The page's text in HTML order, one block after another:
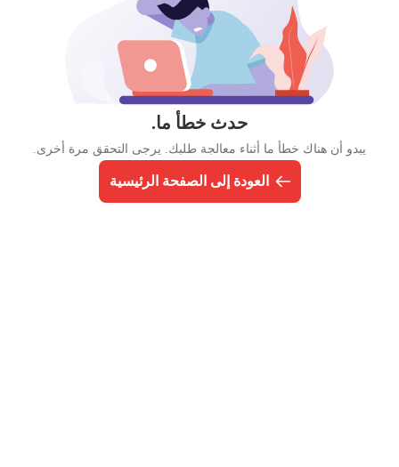
حدث خطأ ما.
يبدو أن هناك خطأ ما أثناء معالجة طلبك. يرجى التحقق مرة أخرى.
العودة إلى الصفحة الرئيسية